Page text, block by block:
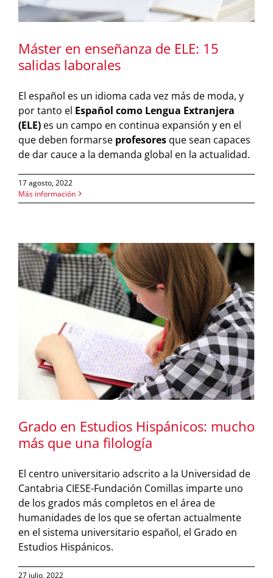
Máster en enseñanza de ELE: 15
salidas laborales
El español es un idioma cada vez más de moda, y
por tanto el Español como Lengua Extranjera
(ELE) es un campo en continua expansión y en el
que deben formarse profesores que sean capaces
de dar cauce a la demanda global en la actualidad.
17 agosto, 2022
Más información
Grado en Estudios Hispánicos: mucho
más que una filología
El centro universitario adscrito a la Universidad de
Cantabria CIESE-Fundación Comillas imparte uno
de los grados más completos en el área de
humanidades de los que se ofertan actualmente
en el sistema universitario español, el Grado en
Estudios Hispánicos.
27 julio, 2022